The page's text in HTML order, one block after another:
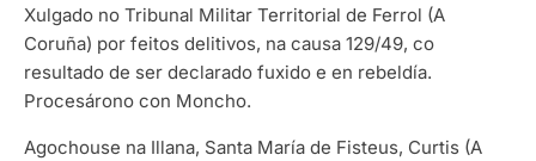
Xulgado no Tribunal Militar Territorial de Ferrol (A
Coruña) por feitos delitivos, na causa 129/49, co
resultado de ser declarado fuxido e en rebeldía.
Procesárono con Moncho.
Agochouse na Illana, Santa María de Fisteus, Curtis (A